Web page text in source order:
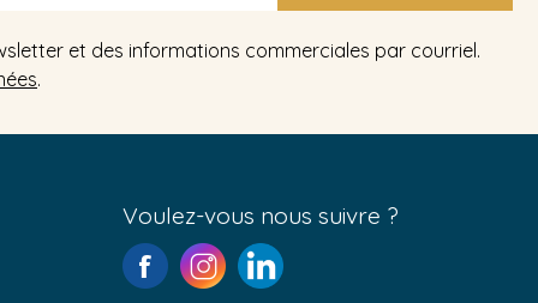
et des informations commerciales par courriel.
.
Voulez-vous nous suivre ?